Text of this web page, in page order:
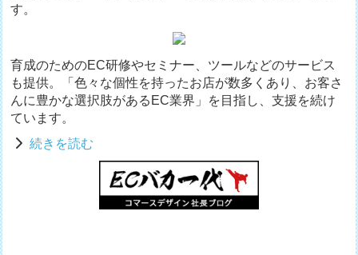
す。
育成のためのEC研修やセミナー、ツールなどのサービス
も提供。「色々な個性を持ったお店が数多くあり、お客さ
んに豊かな選択肢があるEC業界」を目指し、支援を続け
ています。
続きを読む